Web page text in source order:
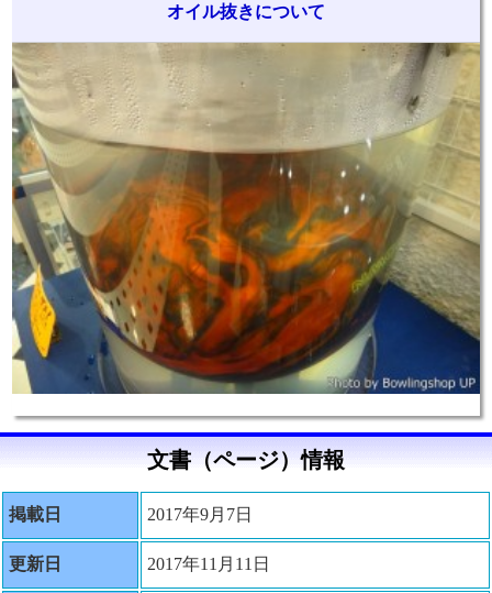
オイル抜きについて
文書（ページ）情報
掲載日 2017年9月7日
更新日 2017年11月11日